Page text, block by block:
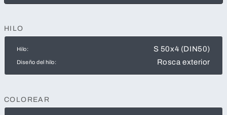
HILO
Hilo: S 50x4 (DIN50)
Diseño del hilo: Rosca exterior
COLOREAR